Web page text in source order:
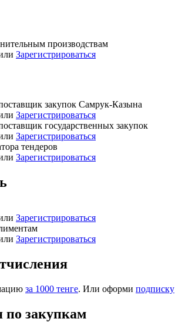
производствам
Зарегистрироваться
закупок Самрук-Казына
Зарегистрироваться
государственных закупок
Зарегистрироваться
тендеров
Зарегистрироваться
Зарегистрироваться
Зарегистрироваться
за 1000 тенге. Или оформи подписку
закупкам